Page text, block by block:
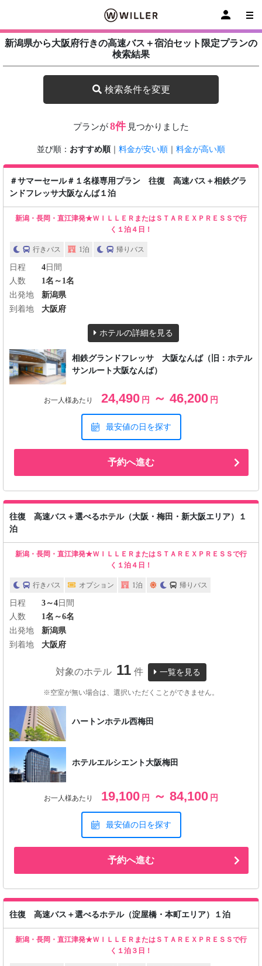
新潟県から大阪府行きの高速バス＋宿泊セット限定プランの
検索結果
検索条件を変更
プランが8件 見つかりました
並び順： おすすめ順 料金が安い順 料金が高い順
＃サマーセール＃１名様専用プラン 往復 高速バス＋相鉄グラ
ンドフレッサ大阪なんば１泊
新潟・長岡・直江津発★ＷＩＬＬＥＲまたはＳＴＡＲＥＸＰＲＥＳＳで行
く１泊４日！
行きバス 1泊 帰りバス
日程 4 日間
人数
1名～1名
出発地
新潟県
到着地
大阪府
ホテルの詳細を見る
相鉄グランドフレッサ 大阪なんば（旧：ホテル
サンルート大阪なんば）
お一人様あたり 24,490 円 ～ 46,200 円
最安値の日を探す
予約へ進む
往復 高速バス＋選べるホテル（大阪・梅田・新大阪エリア）１
泊
新潟・長岡・直江津発★ＷＩＬＬＥＲまたはＳＴＡＲＥＸＰＲＥＳＳで行
く１泊４日！
行きバス オプション 1泊 帰りバス
日程 3～4 日間
人数
1名～6名
出発地
新潟県
到着地
大阪府
対象のホテル 11 件 一覧を見る
※空室が無い場合は、選択いただくことができません。
ハートンホテル西梅田
ホテルエルシエント大阪梅田
お一人様あたり 19,100 円 ～ 84,100 円
最安値の日を探す
予約へ進む
往復 高速バス＋選べるホテル（淀屋橋・本町エリア）１泊
新潟・長岡・直江津発★ＷＩＬＬＥＲまたはＳＴＡＲＥＸＰＲＥＳＳで行
く１泊３日！